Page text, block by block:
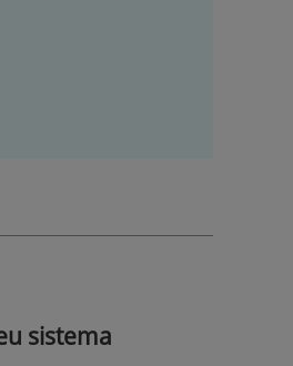
sistema